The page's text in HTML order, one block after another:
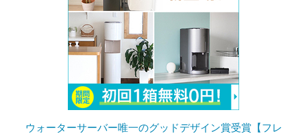
ウォーターサーバー唯一のグッドデザイン賞受賞【フレ